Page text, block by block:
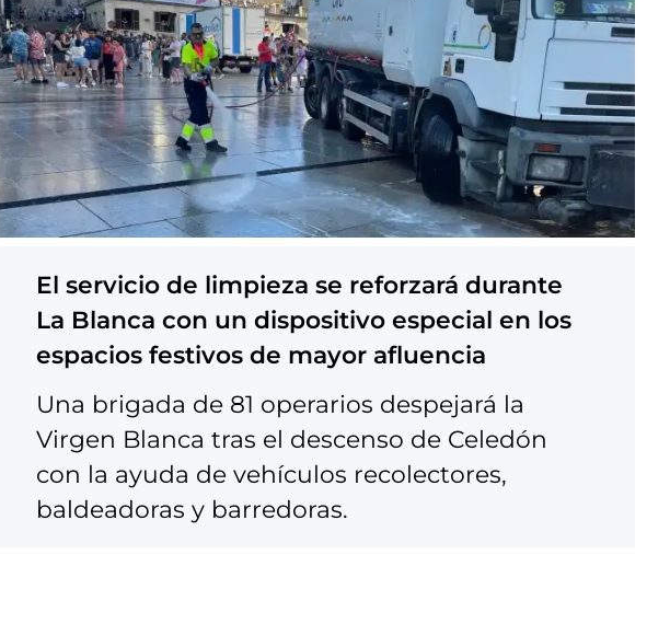
El servicio de limpieza se reforzará durante
La Blanca con un dispositivo especial en los
espacios festivos de mayor afluencia
Una brigada de 81 operarios despejará la
Virgen Blanca tras el descenso de Celedón
con la ayuda de vehículos recolectores,
baldeadoras y barredoras.